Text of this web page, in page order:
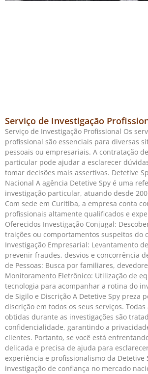
Serviço de Investigação
Serviço de Investigação Profissional Os
profissional são essenciais para diversas
pessoais ou empresariais. A contratação
particular pode ajudar a esclarecer
tomar decisões mais assertivas. Detetive
Nacional A agência Detetive Spy é uma
investigação particular, atuando desde
Com sede em Curitiba, a empresa conta
profissionais altamente qualificados e
Oferecidos Investigação Conjugal:
traições ou comportamentos suspeitos do
Investigação Empresarial: Levantamento
prevenir fraudes, desvios e concorrência
de Pessoas: Busca por familiares,
Monitoramento Eletrônico: Utilização de
tecnologia para acompanhar a rotina do
de Sigilo e Discrição A Detetive Spy preza
discrição em todos os seus serviços.
obtidas durante as investigações são
confidencialidade, garantindo a
clientes. Portanto, se você está
delicada e precisa de ajuda para
experiência e profissionalismo da Detetive
investigação de confiança no mercado